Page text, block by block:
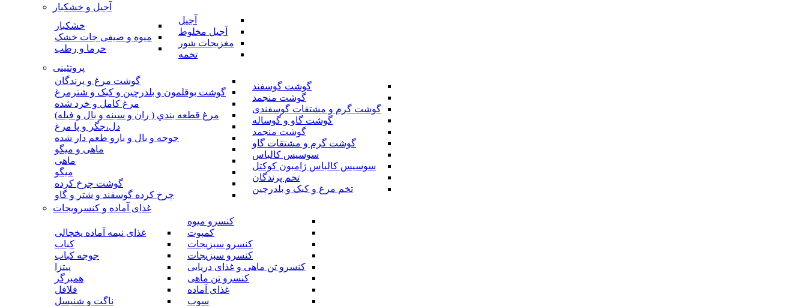
آجیل و خشکبار
آجیل
آجیل مخلوط
مغزیجات شور
تخمه
خشکبار
میوه و صیفی جات خشک
خرما و رطب
پروتئینی
گوشت گوسفند
گوشت منجمد
گوشت گرم و مشتقات گوسفندی
گوشت گاو و گوساله
گوشت منجمد
گوشت گرم و مشتقات گاو
سوسیس کالباس
سوسیس کالباس ژامبون کوکتل
تخم پرندگان
تخم مرغ و کبک و بلدرچین
گوشت مرغ و پرندگان
گوشت بوقلمون و بلدرچین و کبک و شترمرغ
مرغ کامل و خرد شده
مرغ قطعه بندي ( ران و سينه و بال و فيله)
دل،جگر و پا مرغ
جوجه و بال و بازو طعم دار شده
ماهی و میگو
ماهی
میگو
گوشت چرخ کرده
چرخ کرده گوسفند و شتر و گاو
غذای آماده و کنسرویجات
کنسرو میوه
کمپوت
کنسرو سبزیجات
کنسرو سبزیجات
کنسرو تن ماهی و غذای دریایی
کنسرو تن ماهی
غذای آماده
سوپ
غذای نیمه آماده یخچالی
کباب
جوجه کباب
پیتزا
همبرگر
فلافل
ناگت و شنیسل